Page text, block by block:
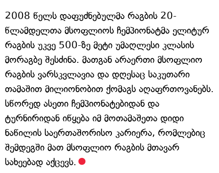
2008 წელს დაფუძნებულმა რაგბის 20-
წლამდელთა მსოფლიოს ჩემპიონატმა ელიტურ
რაგბის უკვე 500-ზე მეტი უმაღლესი კლასის
მორაგბე შესძინა. მათგან არაერთი მსოფლიო
რაგბის ვარსკვლავია და დღესაც საკუთარი
თამაშით მილიონობით ქომაგს აღაფრთოვანებს.
სწორედ ასეთი ჩემპიონატებიდან და
ტურნირიდან იწყება იმ მოთამაშეთა დიდი
ნაწილის საერთაშორისო კარიერა, რომლებიც
შემდეგში მათ მსოფლიო რაგბის მთავარ
სახეებად აქცევს.